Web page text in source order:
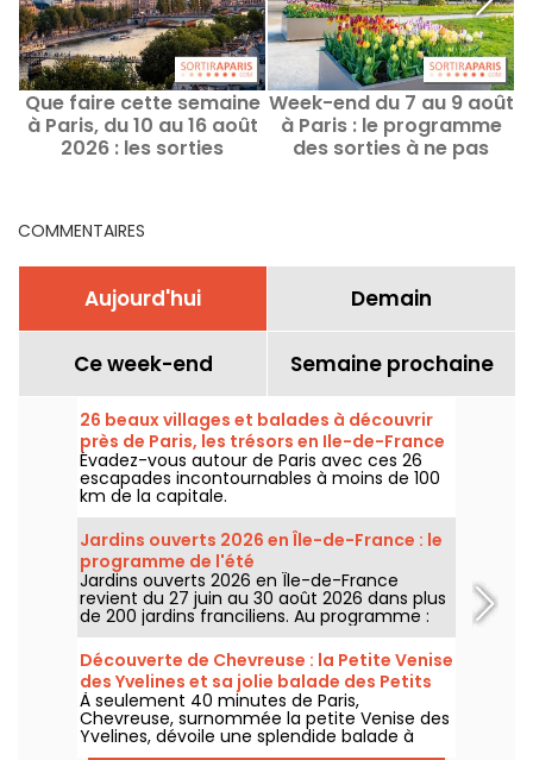
Que faire cette semaine
à Paris, du 10 au 16 août
2026 : les sorties
Week-end du 7 au 9 août
à Paris : le programme
des sorties à ne pas
COMMENTAIRES
Aujourd'hui Demain
Ce week-end Semaine prochaine
26 beaux villages et balades à découvrir
près de Paris, les trésors en Ile-de-France
Évadez-vous autour de Paris avec ces 26
escapades incontournables à moins de 100
km de la capitale.
Jardins ouverts 2026 en Île-de-France : le
programme de l'été
Jardins ouverts 2026 en Île-de-France
revient du 27 juin au 30 août 2026 dans plus
de 200 jardins franciliens. Au programme :
concerts, spectacles, visites, ateliers et
installations artistiques.
Découverte de Chevreuse : la Petite Venise
des Yvelines et sa jolie balade des Petits
Ponts
À seulement 40 minutes de Paris,
Chevreuse, surnommée la petite Venise des
Yvelines, dévoile une splendide balade à
travers ses petits ponts. Ce véritable écrin